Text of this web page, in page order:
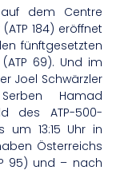
dem Centre
184) eröffnet
fünftgesetzten
69). Und im
Joel Schwärzler
Hamad
des ATP-500-
um 13:15 Uhr in
Österreichs
95) und – nach